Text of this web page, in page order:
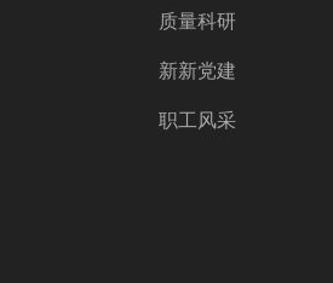
质量科研
新新党建
职工风采